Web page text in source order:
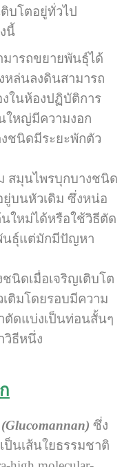
บโตอยู่ทั่วไป
นี้
มารถขยายพันธุ์ได้
หล่นลงดินสามารถ
ในห้องปฏิบัติการ
ใหญ่มีความงอก
ชนิดมีระยะพักตัว
สมุนไพรบุกบางชนิด
บนหัวเดิม ซึ่งหน่อ
ใหม่ได้หรือใช้วิธีตัด
นธุ์แต่มักมีปัญหา
ชนิดเมื่อเจริญเติบโต
ติมโดยรอบมีความ
ตัดแบ่งเป็นท่อนสั้นๆ
วิธีหนึ่ง
ซึ่ง
ป็นเส้นใยธรรมชาติ